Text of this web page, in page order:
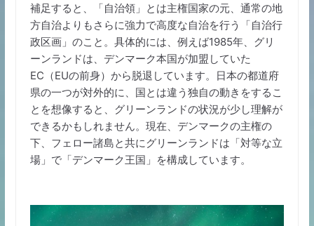
補足すると、「自治領」とは主権国家の元、通常の地
方自治よりもさらに強力で高度な自治を行う「自治行
政区画」のこと。具体的には、例えば1985年、グリ
ーンランドは、デンマーク本国が加盟していた
EC（EUの前身）から脱退しています。日本の都道府
県の一つが対外的に、国とは違う独自の動きをするこ
とを想像すると、グリーンランドの状況が少し理解が
できるかもしれません。現在、デンマークの主権の
下、フェロー諸島と共にグリーンランドは「対等な立
場」で「デンマーク王国」を構成しています。